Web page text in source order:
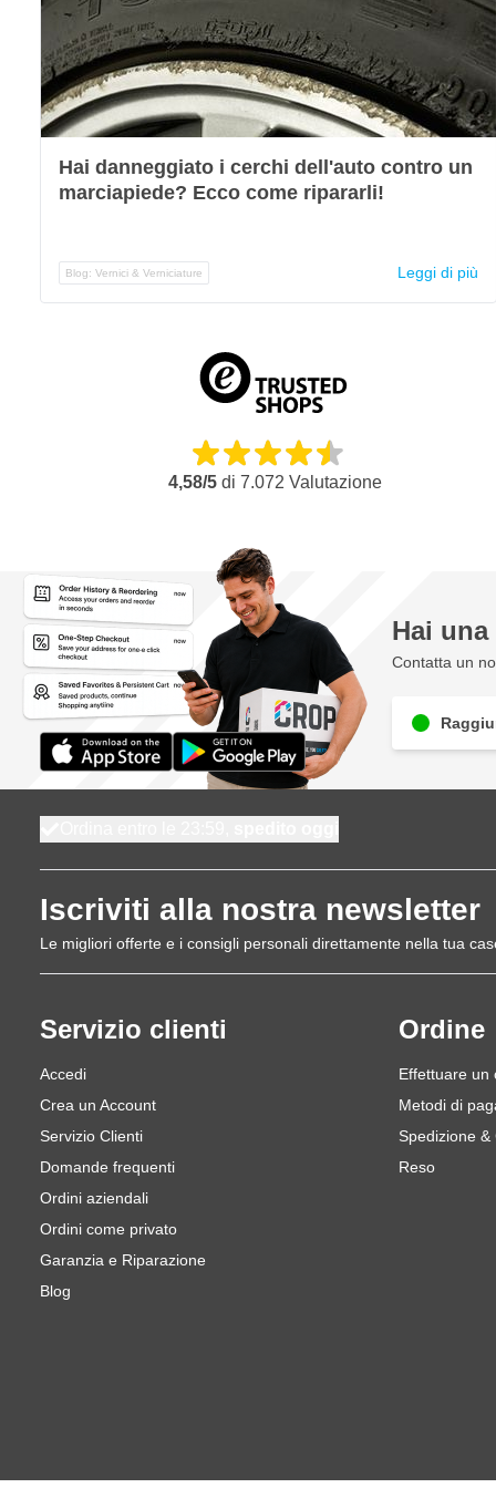
Hai danneggiato i cerchi dell'auto contro un
marciapiede? Ecco come ripararli!
Blog: Vernici & Verniciature Leggi di più
4,58/5di 7.072 Valutazione
Hai
Contatta un
Iscriviti alla nostra newsletter
Le migliori offerte e i consigli personali direttamente nella tua
Servizio clienti
Accedi
Crea un Account
Servizio Clienti
Domande frequenti
Ordini aziendali
Ordini come privato
Garanzia e Riparazione
Blog
Ordine
Effettuare un
Metodi di
Spedizione &
Reso